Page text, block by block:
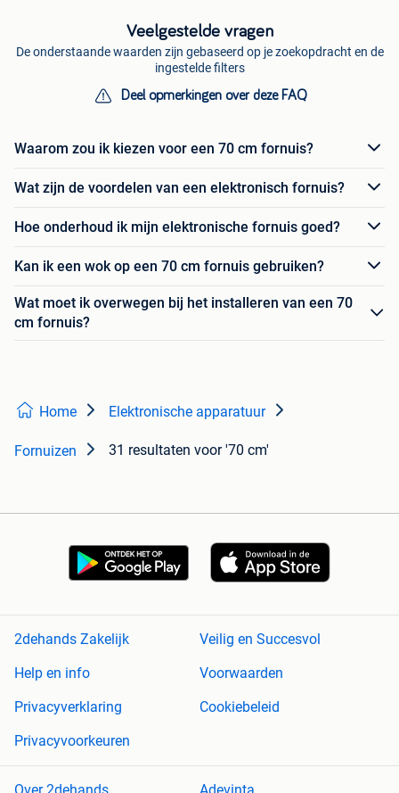
Veelgestelde vragen
De onderstaande waarden zijn gebaseerd op je zoekopdracht en de
ingestelde filters
Deel opmerkingen over deze FAQ
Waarom zou ik kiezen voor een 70 cm fornuis?
Wat zijn de voordelen van een elektronisch fornuis?
Hoe onderhoud ik mijn elektronische fornuis goed?
Kan ik een wok op een 70 cm fornuis gebruiken?
Wat moet ik overwegen bij het installeren van een 70
cm fornuis?
Home Elektronische apparatuur
Fornuizen 31 resultaten voor '70 cm'
2dehands Zakelijk
Veilig en Succesvol
Help en info
Voorwaarden
Privacyverklaring
Cookiebeleid
Privacyvoorkeuren